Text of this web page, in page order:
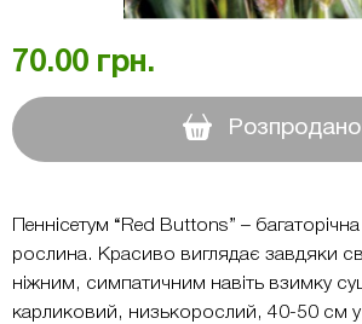
70.00 грн.
Розпродано
Пеннісетум “Red Buttons” –
рослина. Красиво виглядає завдяки
ніжним, симпатичним навіть взимку
карликовий, низькорослий, 40-50 см